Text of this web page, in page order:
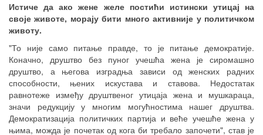
Истиче да ако жене желе постићи истински утицај на
своје животе, морају бити много активније у политичком
животу.
"То није само питање правде, то је питање демократије.
Коначно, друштво без пуног учешћа жена је сиромашно
друштво, а његова изградња зависи од женских радних
способности, њених искустава и ставова. Недостатак
равнотеже између друштвеног утицаја жена и мушкараца,
значи редукцију у многим могућностима нашег друштва.
Демократизација политичких партија и веће учешће жена у
њима, можда је почетак од кога би требало започети", став је